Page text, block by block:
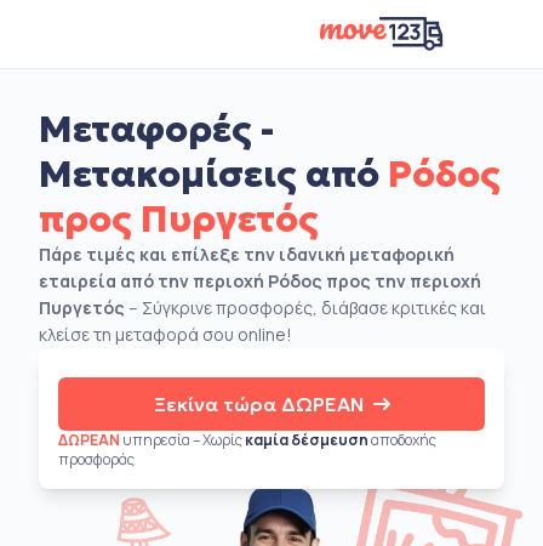
Μεταφορές -
Μετακομίσεις από Ρόδος
προς Πυργετός
Πάρε τιμές και επίλεξε την ιδανική μεταφορική
εταιρεία από την περιοχή Ρόδος προς την περιοχή
Πυργετός – Σύγκρινε προσφορές, διάβασε κριτικές και
κλείσε τη μεταφορά σου online!
Ξεκίνα τώρα ΔΩΡΕΑΝ
ΔΩΡΕΑΝ υπηρεσία – Χωρίςκαμία δέσμευσηαποδοχής
προσφοράς